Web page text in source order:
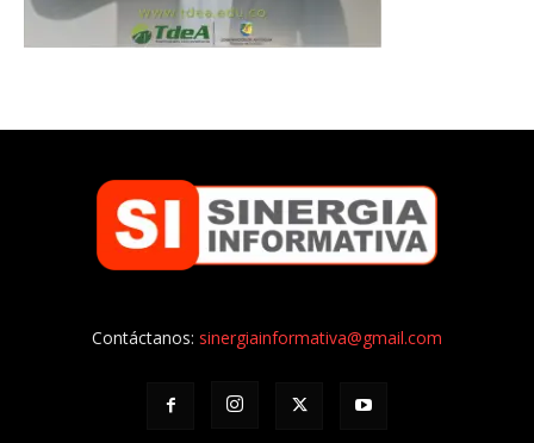
Contáctanos: sinergiainformativa@gmail.com